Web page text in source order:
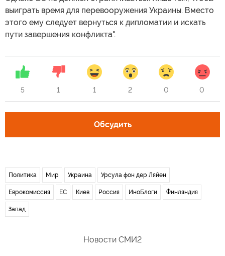
выиграть время для перевооружения Украины. Вместо
этого ему следует вернуться к дипломатии и искать
пути завершения конфликта".
5 1 1 2 0 0
Обсудить
Политика Мир Украина Урсула фон дер Ляйен
Еврокомиссия ЕС Киев Россия ИноБлоги Финляндия
Запад
Новости СМИ2